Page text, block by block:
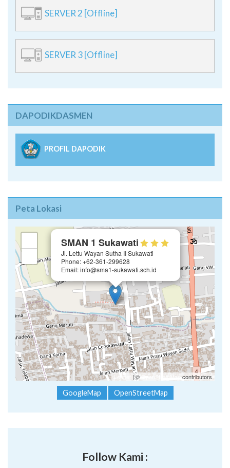
SERVER 2 [Offline]
SERVER 3 [Offline]
DAPODIKDASMEN
PROFIL DAPODIK
Peta Lokasi
SMAN 1 Sukawati
Jl. Lettu Wayan Sutha II Sukawati
Phone: +62-361-299628
Email: info@sma1-sukawati.sch.id
Leaflet | ©OpenStreetMap contributors
GoogleMap OpenStreetMap
Follow Kami :